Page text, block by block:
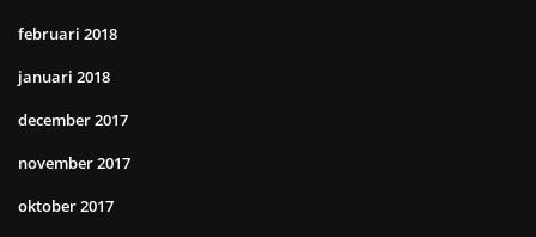
februari 2018
januari 2018
december 2017
november 2017
oktober 2017